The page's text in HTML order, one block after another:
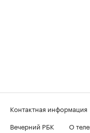
Контактная информация
Вечерний РБК
О